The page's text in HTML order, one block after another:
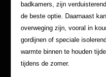
badkamers, zijn
de beste optie. Daarnaast
overweging zijn, vooral in
gordijnen of speciale
warmte binnen te houden
tijdens de zomer.